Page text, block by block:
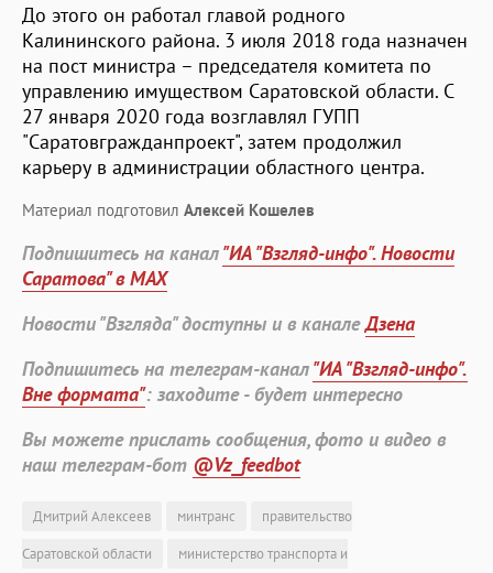
До этого он работал главой родного
Калининского района. 3 июля 2018 года назначен
на пост министра – председателя комитета по
управлению имуществом Саратовской области. С
27 января 2020 года возглавлял ГУПП
"Саратовгражданпроект", затем продолжил
карьеру в администрации областного центра.
Материал подготовил Алексей Кошелев
Подпишитесь на канал"ИА "Взгляд-инфо". Новости
Саратова" в MAX
Новости "Взгляда" доступны и в каналеДзена
Подпишитесь на телеграм-канал"ИА "Взгляд-инфо".
Вне формата": заходите - будет интересно
Вы можете прислать сообщения, фото и видео в
наш телеграм-бот @Vz_feedbot
Дмитрий Алексеев минтранс
правительство
Саратовской области
министерство транспорта и